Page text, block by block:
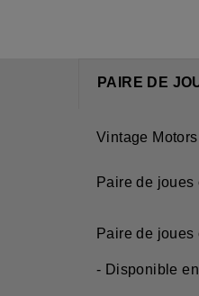
PAIRE DE
Vintage
Paire de
Paire de
- Disponible